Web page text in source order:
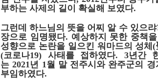
부하는 사제의 길이 확실해 보였다.
그런데 하느님의 뜻을 어찌 알 수 있으랴
장으로 임명됐다. 예상하지 못한 중책
성향으로 논란을 일으킨 워마드의 성체(
(코로나19) 사태를 접하였다. 3년간
는 2021년 1월 말 전주시와 완주군의
부임하였다.